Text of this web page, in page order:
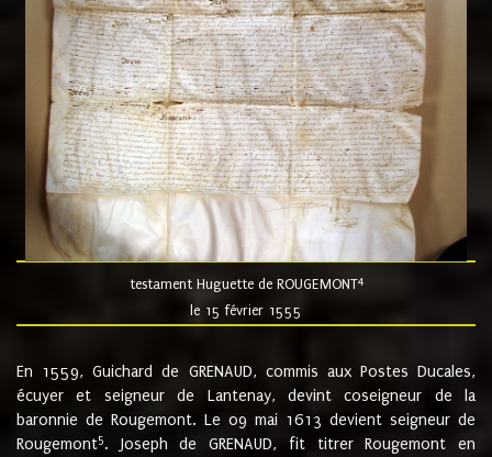
testament Huguette de ROUGEMONT4
le 15 février 1555
En 1559, Guichard de GRENAUD, commis aux Postes Ducales,
écuyer et seigneur de Lantenay, devint coseigneur de la
baronnie de Rougemont. Le 09 mai 1613 devient seigneur de
Rougemont5. Joseph de GRENAUD, fit titrer Rougemont en